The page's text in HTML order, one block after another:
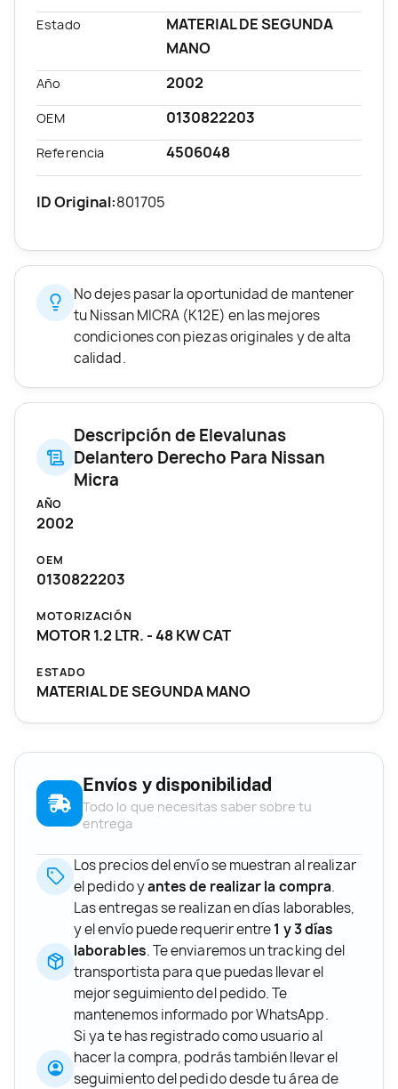
Estado
MATERIAL DE SEGUNDA
MANO
Año 2002
OEM 0130822203
Referencia 4506048
ID Original:801705
No dejes pasar la oportunidad de mantener
tu Nissan MICRA (K12E) en las mejores
condiciones con piezas originales y de alta
calidad.
Descripción de Elevalunas
Delantero Derecho Para Nissan
Micra
AÑO
2002
OEM
0130822203
MOTORIZACIÓN
MOTOR 1.2 LTR. - 48 KW CAT
ESTADO
MATERIAL DE SEGUNDA MANO
Envíos y disponibilidad
Todo lo que necesitas saber sobre tu
entrega
Los precios del envío se muestran al realizar
el pedido yantes de realizar la compra.
Las entregas se realizan en días laborables,
y el envío puede requerir entre1 y 3 días
laborables. Te enviaremos un tracking del
transportista para que puedas llevar el
mejor seguimiento del pedido. Te
mantenemos informado por WhatsApp.
Si ya te has registrado como usuario al
hacer la compra, podrás también llevar el
seguimiento del pedido desde tu área de